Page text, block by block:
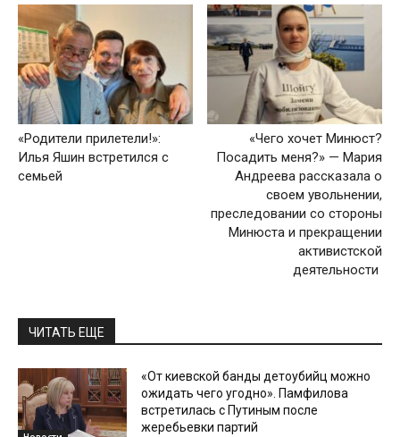
«Родители прилетели!»‎:
Илья Яшин встретился с
семьей
«Чего хочет Минюст?
Посадить меня?» — Мария
Андреева рассказала о
своем увольнении,
преследовании со стороны
Минюста и прекращении
активистской
деятельности
ЧИТАТЬ ЕЩЕ
«От киевской банды детоубийц можно
ожидать чего угодно». Памфилова
встретилась с Путиным после
жеребьевки партий